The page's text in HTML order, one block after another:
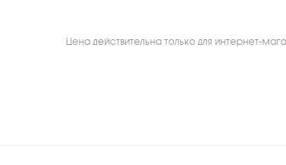
Цена действительна только для интернет-